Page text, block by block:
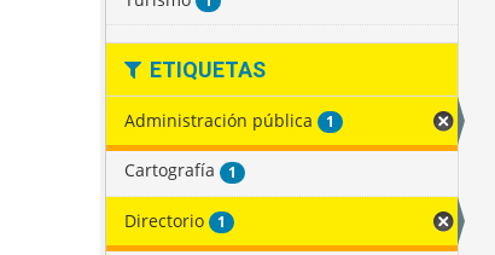
ETIQUETAS
Administración pública 1
Cartografía 1
Directorio 1